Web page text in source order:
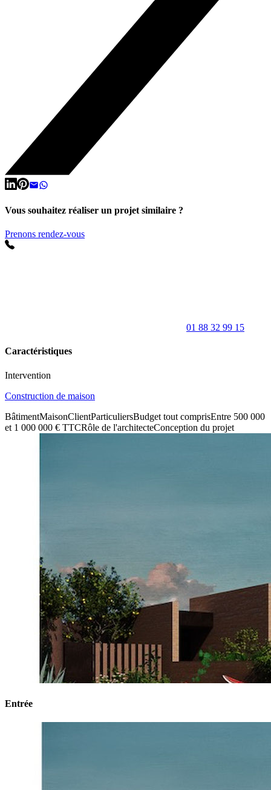
Vous souhaitez réaliser un projet similaire ?
Prenons rendez-vous
01 88 32 99 15
Caractéristiques
Intervention
Construction de maison
BâtimentMaisonClientParticuliersBudget tout comprisEntre 500 000
et 1 000 000 € TTCRôle de l'architecteConception du projet
Entrée